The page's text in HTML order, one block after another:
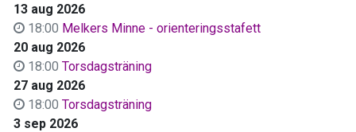
13 aug 2026
18:00 Melkers Minne - orienteringsstafett
20 aug 2026
18:00 Torsdagsträning
27 aug 2026
18:00 Torsdagsträning
3 sep 2026